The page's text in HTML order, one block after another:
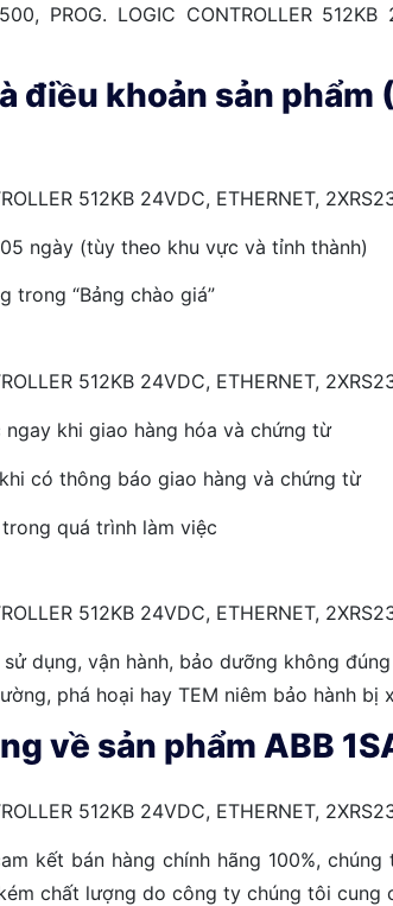
PROG. LOGIC CONTROLLER
điều khoản sản phẩm
512KB 24VDC, ETHERNET,
ngày (tùy theo khu vực và tỉnh thành)
trong “Bảng chào giá”
512KB 24VDC, ETHERNET,
khi giao hàng hóa và chứng từ
có thông báo giao hàng và chứng từ
quá trình làm việc
512KB 24VDC, ETHERNET,
dụng, vận hành, bảo dưỡng không
phá hoại hay TEM niêm bảo hành bị
về sản phẩm ABB
512KB 24VDC, ETHERNET,
kết bán hàng chính hãng 100%,
chất lượng do công ty chúng tôi cung